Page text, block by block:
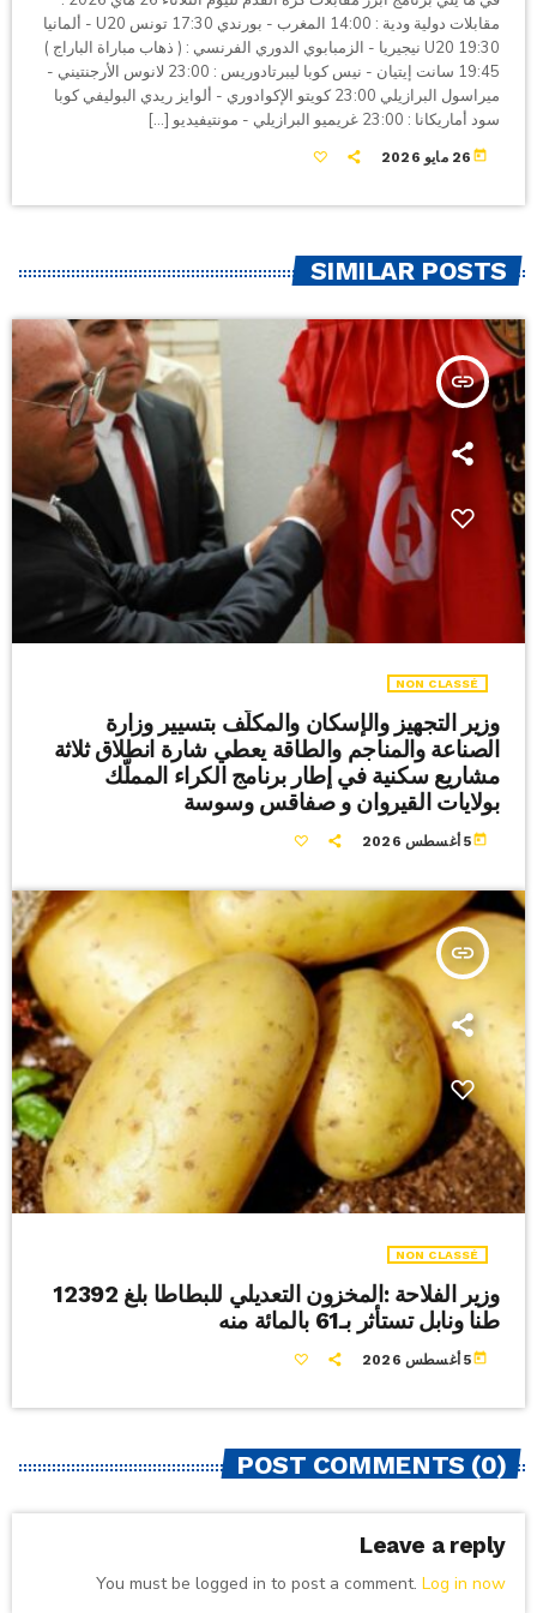
مقابلات دولية ودية : 14:00 المغرب - بورندي 17:30 تونس U20 - ألمانيا
U20 19:30 نيجيريا - الزمبابوي الدوري الفرنسي : ( ذهاب مباراة الباراج )
19:45 سانت إيتيان - نيس كوبا ليبرتادوريس : 23:00 لانوس الأرجنتيني -
ميراسول البرازيلي 23:00 كويتو الإكوادوري - ألوايز ريدي البوليفي كوبا
سود أماريكانا : 23:00 غريميو البرازيلي - مونتيفيديو […]
today 26 مايو 2026
SIMILAR POSTS
insert_link
NON CLASSÉ
وزير التجهيز والإسكان والمكلّف بتسيير وزارة
الصناعة والمناجم والطاقة يعطي شارة انطلاق ثلاثة
مشاريع سكنية في إطار برنامج الكراء المملّك
بولايات القيروان و صفاقس وسوسة
today 5 أغسطس 2026
insert_link
NON CLASSÉ
وزير الفلاحة :المخزون التعديلي للبطاطا بلغ 12392
طنا ونابل تستأثر بـ61 بالمائة منه
today5 أغسطس 2026
POST COMMENTS (0)
Leave a reply
You must be logged in to post a comment. Log in now